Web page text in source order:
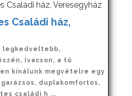
Családi ház,
legkedveltebb,
Ivacson, a tó
kínálunk megvételre egy
garázsos, duplakomfortos,
családi h ...